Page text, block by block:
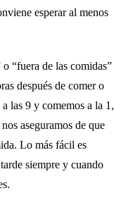
esperar al menos
o “fuera de las comidas”
después de comer o
las 9 y comemos a la 1,
aseguramos de que
Lo más fácil es
siempre y cuando